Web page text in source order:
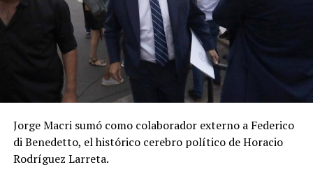
Jorge Macri sumó como colaborador externo a Federico
di Benedetto, el histórico cerebro político de Horacio
Rodríguez Larreta.